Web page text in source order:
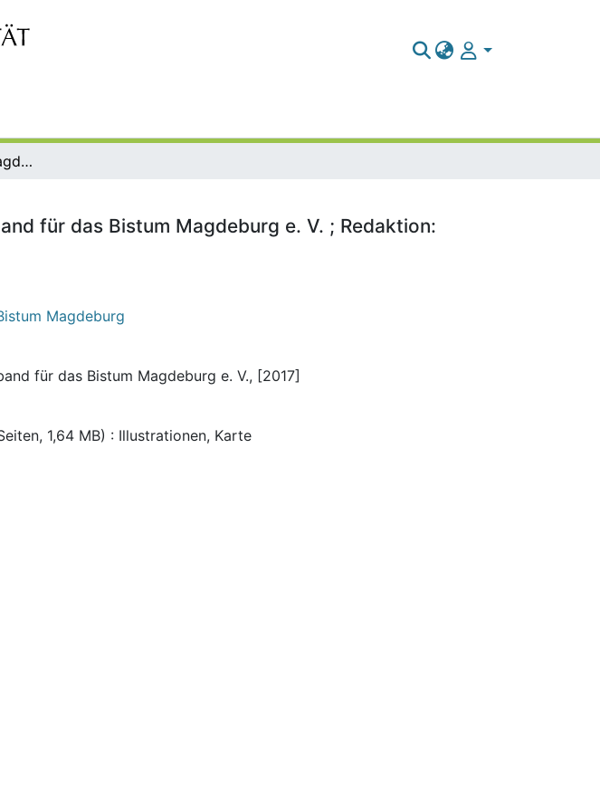
Caritas im Bistum Magdeburg / Herausgeber Caritasverband für das Bistum Magdeburg e. V. ; Redaktion: Christian Laas
für das Bistum Magdeburg e. V. ; Redaktion:
Magdeburg
für das Bistum Magdeburg e. V., [2017]
1,64 MB) : Illustrationen, Karte